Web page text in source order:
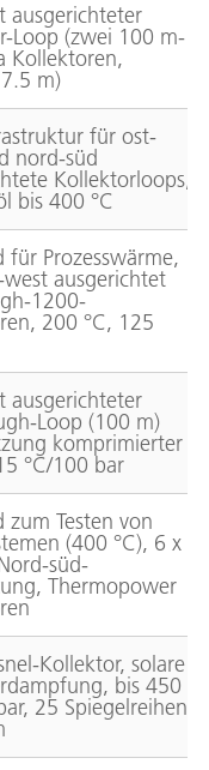
ausgerichteter
Loop (zwei 100 m-
Kollektoren,
m)
für ost-
nord-süd
Kollektorloops,
bis 400 °C
für Prozesswärme,
ausgerichtet
1200-
200 °C, 125
ausgerichteter
Loop (100 m)
komprimierter
°C/100 bar
zum Testen von
(400 °C), 6 x
süd-
Thermopower
Kollektor, solare
bis 450
25 Spiegelreihen